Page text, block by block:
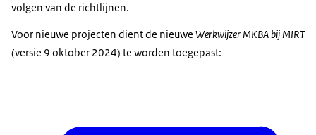
volgen van de richtlijnen.
Voor nieuwe projecten dient de nieuwe Werkwijzer MKBA bij MIRT
(versie 9 oktober 2024) te worden toegepast: